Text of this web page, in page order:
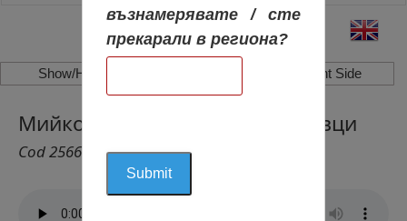
Show/Hide Left Side Show/Hide Right Side
Мийковска Екопътека, Мийковци
Cod 2566
възнамерявате / сте
прекарали в региона?